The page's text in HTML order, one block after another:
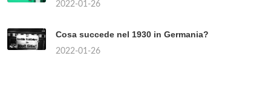
2022-01-26
Cosa succede nel 1930 in Germania?
2022-01-26